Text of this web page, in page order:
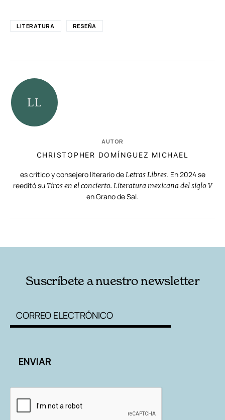
LITERATURA RESEÑA
AUTOR
CHRISTOPHER DOMÍNGUEZ MICHAEL
es crítico y consejero literario deLetras Libres. En 2024 se
reeditó suTiros en el concierto. Literatura mexicana del siglo V
en Grano de Sal.
Suscríbete a nuestro newsletter